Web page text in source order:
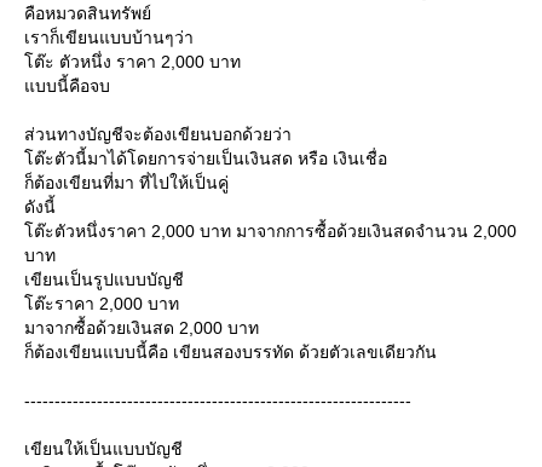
คือหมวดสินทรัพย์
เราก็เขียนแบบบ้านๆว่า
ต๊ะ ตัวหนึ่ง ราคา 2,000 บาท
บบนี้คือจบ
ส่วนทางบัญชีจะต้องเขียนบอกด้วยว่า
ต๊ะตัวนี้มาได้โดยการจ่ายเป็นเงินสด หรือ เงินเชื่อ
ก็ต้องเขียนที่มา ที่ไปให้เป็นคู่
ดังนี้
ต๊ะตัวหนึ่งราคา 2,000 บาท มาจากการซื้อด้วยเงินสดจำนวน 2,000
บาท
เขียนเป็นรูปแบบบัญชี
ต๊ะราคา 2,000 บาท
มาจากซื้อด้วยเงินสด 2,000 บาท
ก็ต้องเขียนแบบนี้คือ เขียนสองบรรทัด ด้วยตัวเลขเดียวกัน
----------------------------------------------------------------
เขียนให้เป็นแบบบัญชี